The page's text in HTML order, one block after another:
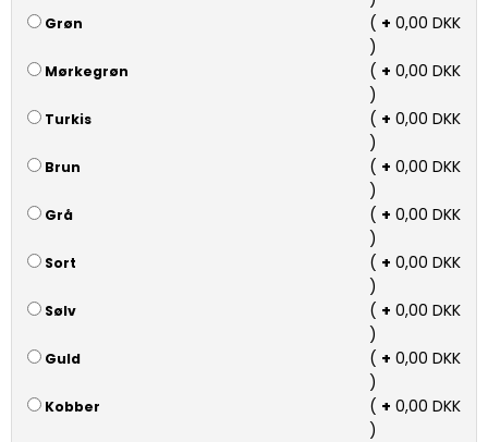
Grøn ( + 0,00 DKK
)
Mørkegrøn ( + 0,00 DKK
)
Turkis ( + 0,00 DKK
)
Brun ( + 0,00 DKK
)
Grå ( + 0,00 DKK
)
Sort ( + 0,00 DKK
)
Sølv ( + 0,00 DKK
)
Guld ( + 0,00 DKK
)
Kobber ( + 0,00 DKK
)